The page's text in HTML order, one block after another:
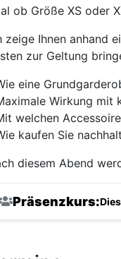
ob Größe XS oder
zeige Ihnen anhand
zur Geltung
eine
Wirkung mit
welchen
kaufen Sie
diesem Abend
Präsenzkurs: